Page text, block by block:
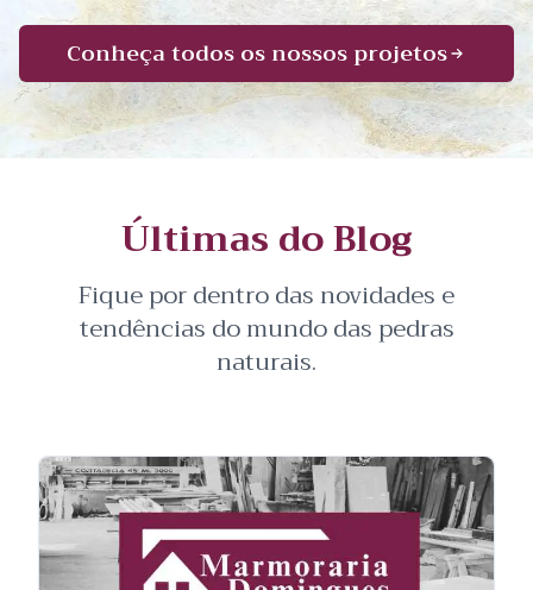
Conheça todos os nossos projetos
Últimas do Blog
Fique por dentro das novidades e
tendências do mundo das pedras
naturais.